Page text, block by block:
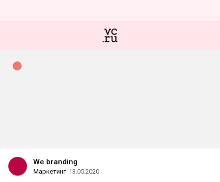
We branding
Маркетинг 13.05.2020